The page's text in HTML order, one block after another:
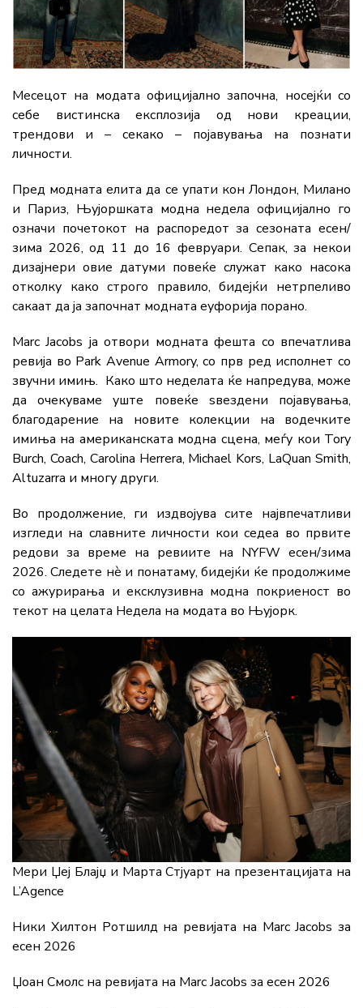
Месецот на модата официјално започна, носејќи со
себе вистинска експлозија од нови креации,
трендови и – секако – појавувања на познати
личности.
Пред модната елита да се упати кон Лондон, Милано
и Париз, Њујоршката модна недела официјално го
означи почетокот на распоредот за сезоната есен/
зима 2026, од 11 до 16 февруари. Сепак, за некои
дизајнери овие датуми повеќе служат како насока
отколку како строго правило, бидејќи нетрпеливо
сакаат да ја започнат модната еуфорија порано.
Marc Jacobs ја отвори модната фешта со впечатлива
ревија во Park Avenue Armory, со прв ред исполнет со
звучни имињ. Како што неделата ќе напредува, може
да очекуваме уште повеќе ѕвездени појавувања,
благодарение на новите колекции на водечките
имиња на американската модна сцена, меѓу кои Tory
Burch, Coach, Carolina Herrera, Michael Kors, LaQuan Smith,
Altuzarra и многу други.
Во продолжение, ги издвојува сите највпечатливи
изгледи на славните личности кои седеа во првите
редови за време на ревиите на NYFW есен/зима
2026. Следете нè и понатаму, бидејќи ќе продолжиме
со ажурирања и ексклузивна модна покриеност во
текот на целата Недела на модата во Њујорк.
Мери Џеј Блајџ и Марта Стјуарт на презентацијата на
L’Agence
Ники Хилтон Ротшилд на ревијата на Marc Jacobs за
есен 2026
Џоан Смолс на ревијата на Marc Jacobs за есен 2026